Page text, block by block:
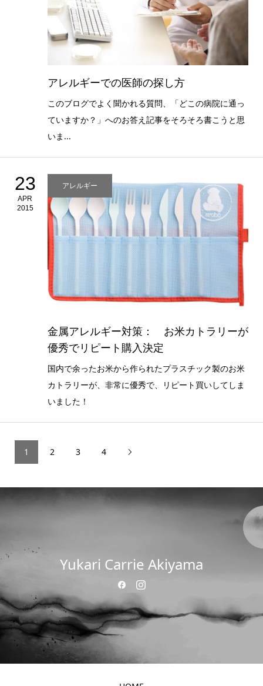
アレルギーでの医師の探し方
このブログでよく聞かれる質問、「どこの病院に通っ
ていますか？」へのお答え記事をそろそろ書こうと思
いま...
23
APR
2015
アレルギー
金属アレルギー対策： お米カトラリーが
優秀でリピート購入決定
国内で余ったお米から作られたプラスチック製のお米
カトラリーが、非常に優秀で、リピート買いしてしま
いました！
1 2 3 4 
Yukari Carrie Akiyama